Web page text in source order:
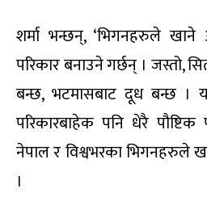
शर्मा भन्छन्, ‘भिगनहरुले खाने
परिकार बनाउने गर्छन् । जस्तो,
बन्छ, भटमासबाट दूध बन्छ ।
परिकारबाहेक पनि धेरै
नेपाल र विश्वभरका भिगनहरुले
।